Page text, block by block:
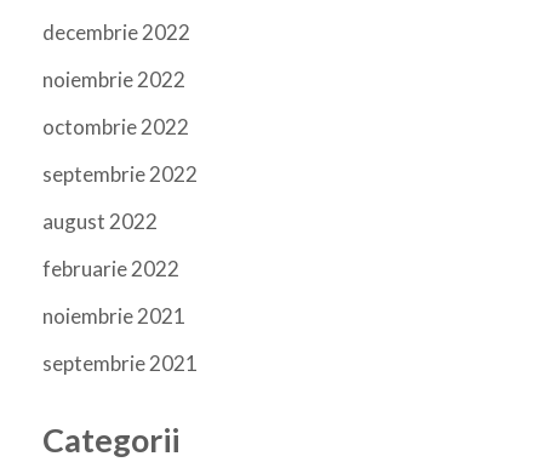
decembrie 2022
noiembrie 2022
octombrie 2022
septembrie 2022
august 2022
februarie 2022
noiembrie 2021
septembrie 2021
Categorii